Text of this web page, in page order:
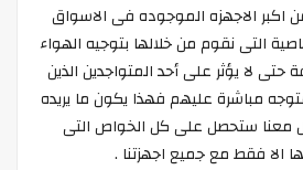
اكبر الاجهزه الموجوده فى الاسواق
التى نقوم من خلالها بتوجيه الهواء
لا يؤثر على أحد المتواجدين الذين
مباشرة عليهم فهذا يكون ما يريده
معنا ستحصل على كل الخواص التى
الا فقط مع جميع اجهزتنا .